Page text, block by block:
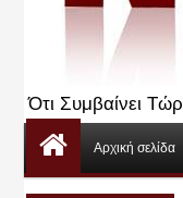
Ότι Συμβαίνει
Αρχική σελίδα